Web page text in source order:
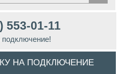
553-01-11
подключение!
НА ПОДКЛЮЧЕНИЕ